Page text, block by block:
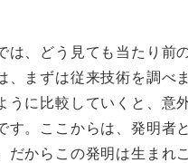
、どう見ても当たり前
まずは従来技術を調べ
うに比較していくと、
す。ここからは、発明者
だからこの発明は生まれ